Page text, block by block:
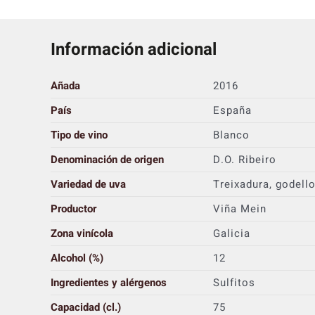
Información adicional
Añada
2016
País
España
Tipo de vino
Blanco
Denominación de origen
D.O. Ribeiro
Variedad de uva
Treixadura, godello
Productor
Viña Mein
Zona vinícola
Galicia
Alcohol (%)
12
Ingredientes y alérgenos
Sulfitos
Capacidad (cl.)
75